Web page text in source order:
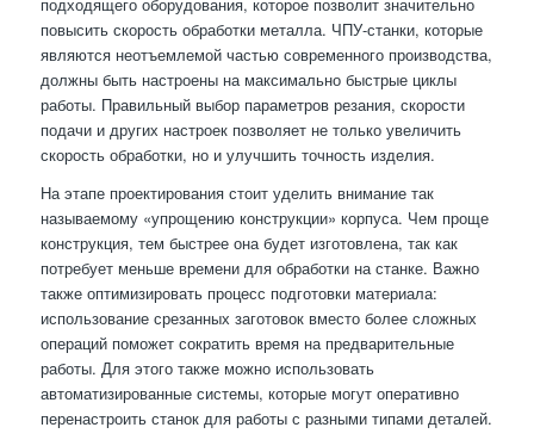
повысить скорость обработки металла. ЧПУ-станки, которые
являются неотъемлемой частью современного производства,
должны быть настроены на максимально быстрые циклы
работы. Правильный выбор параметров резания, скорости
подачи и других настроек позволяет не только увеличить
скорость обработки, но и улучшить точность изделия.
На этапе проектирования стоит уделить внимание так
называемому «упрощению конструкции» корпуса. Чем проще
конструкция, тем быстрее она будет изготовлена, так как
потребует меньше времени для обработки на станке. Важно
также оптимизировать процесс подготовки материала:
использование срезанных заготовок вместо более сложных
операций поможет сократить время на предварительные
работы. Для этого также можно использовать
автоматизированные системы, которые могут оперативно
перенастроить станок для работы с разными типами деталей.